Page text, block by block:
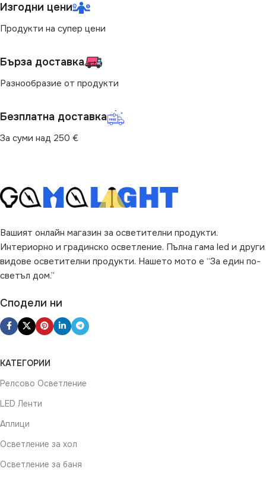
Изгодни цени
Продукти на супер цени
Бърза доставка
Разнообразие от продукти
Безплатна доставка
За суми над 250 €
Вашият онлайн магазин за осветителни продукти.
Интериорно и градинско осветление. Пълна гама led и други
видове осветителни продукти. Нашето мото е “За един по-
светъл дом.”
Сподели ни
КАТЕГОРИИ
Релсово Осветление
LED Ленти
Аплици
Осветление за хол
Осветление за баня